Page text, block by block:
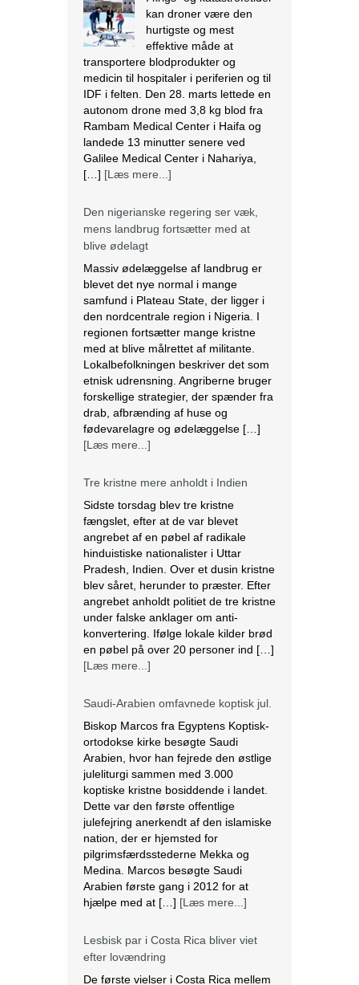
landede 13 minutter senere ved
Galilee Medical Center i Nahariya,
[…][Læs mere...]
Den nigerianske regering ser væk,
mens landbrug fortsætter med at
blive ødelagt
Massiv ødelæggelse af landbrug er
blevet det nye normal i mange
samfund i Plateau State, der ligger i
den nordcentrale region i Nigeria. I
med at blive målrettet af militante.
Lokalbefolkningen beskriver det som
etnisk udrensning. Angriberne bruger
forskellige strategier, der spænder fra
drab, afbrænding af huse og
fødevarelagre og ødelæggelse […]
[Læs mere...]
Tre kristne mere anholdt i Indien
Sidste torsdag blev tre kristne
fængslet, efter at de var blevet
angrebet af en pøbel af radikale
hinduistiske nationalister i Uttar
Pradesh, Indien. Over et dusin kristne
blev såret, herunder to præster. Efter
under falske anklager om anti-
konvertering. Ifølge lokale kilder brød
en pøbel på over 20 personer ind […]
[Læs mere...]
Saudi-Arabien omfavnede koptisk jul.
Biskop Marcos fra Egyptens Koptisk-
ortodokse kirke besøgte Saudi
Arabien, hvor han fejrede den østlige
juleliturgi sammen med 3.000
koptiske kristne bosiddende i landet.
Dette var den første offentlige
nation, der er hjemsted for
pilgrimsfærdsstederne Mekka og
Medina. Marcos besøgte Saudi
Arabien første gang i 2012 for at
hjælpe med at […]
[Læs mere...]
Lesbisk par i Costa Rica bliver viet
efter lovændring
De første vielser i Costa Rica mellem
par af samme køn har fundet sted
tirsdag. Det skriver BBC. Dermed er
Costa Rica det første
centralamerikanske land, der tillader
lesbiske par Alexandra Quiros og
Dunia Araya blev de første til at sige
“ja” til hinanden. Brylluppet blev vist